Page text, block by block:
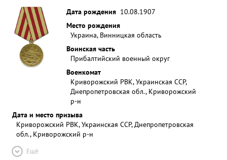
Дата рождения 10.08.1907
Место рождения
Украина, Винницкая область
Воинская часть
Прибалтийский военный округ
Военкомат
Криворожский РВК, Украинская ССР,
Днепропетровская обл., Криворожский
р-н
Дата и место призыва
Криворожский РВК, Украинская ССР, Днепропетровская
обл., Криворожский р-н
Ещё